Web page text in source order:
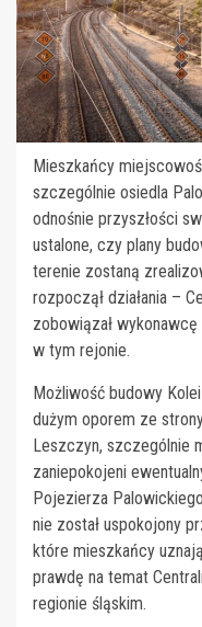
Mieszkańcy
szczególnie osiedla
odnośnie przyszłości
ustalone, czy plany
terenie zostaną
rozpoczął działania –
zobowiązał
w tym rejonie.
Możliwość budowy
dużym oporem ze
Leszczyn, szczególnie
zaniepokojeni
Pojezierza
nie został uspokojony
które mieszkańcy
prawdę na temat
regionie śląskim.